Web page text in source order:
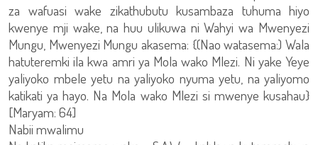
za wafuasi wake zikathubutu kusambaza tuhuma hiyo
kwenye mji wake, na huu ulikuwa ni Wahyi wa Mwenyezi
Mungu, Mwenyezi Mungu akasema: {(Nao watasema:) Wala
hatuteremki ila kwa amri ya Mola wako Mlezi. Ni yake Yeye
yaliyoko mbele yetu na yaliyoko nyuma yetu, na yaliyomo
katikati ya hayo. Na Mola wako Mlezi si mwenye kusahau}
[Maryam: 64]
Nabii mwalimu